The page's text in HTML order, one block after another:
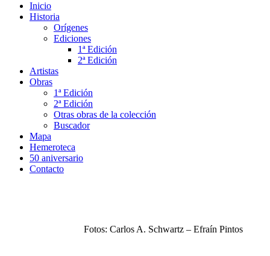
Inicio
Historia
Orígenes
Ediciones
1ª Edición
2ª Edición
Artistas
Obras
1ª Edición
2ª Edición
Otras obras de la colección
Buscador
Mapa
Hemeroteca
50 aniversario
Contacto
Fotos: Carlos A. Schwartz – Efraín Pintos